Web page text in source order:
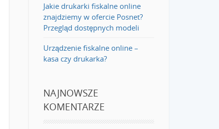
Jakie drukarki fiskalne online
znajdziemy w ofercie Posnet?
Przegląd dostępnych modeli
Urządzenie fiskalne online –
kasa czy drukarka?
NAJNOWSZE
KOMENTARZE